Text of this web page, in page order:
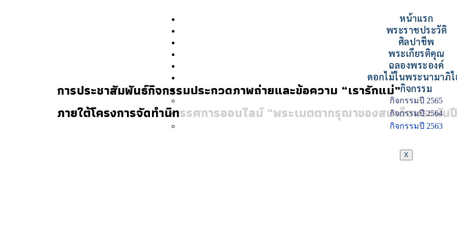
หน้าแรก
พระราชประวัติ
ศิลปาชีพ
พระเกียรติคุณ
ฉลองพระองค์
ดอกไม้ในพระนามาภิไ
กิจกรรม
กิจกรรมปี 2565
กิจกรรมปี 2564
กิจกรรมปี 2563
X
การประชาสัมพันธ์กิจกรรมประกวดภาพถ่ายและข้อความ “เรารักแม่”
ภายใต้โครงการจัดทำนิทรรศการออนไลน์ “พระเมตตากรุณาของสมเด็จพระพัน